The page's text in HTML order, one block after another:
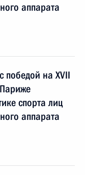
аппарата
победой на XVII
спорта лиц
аппарата